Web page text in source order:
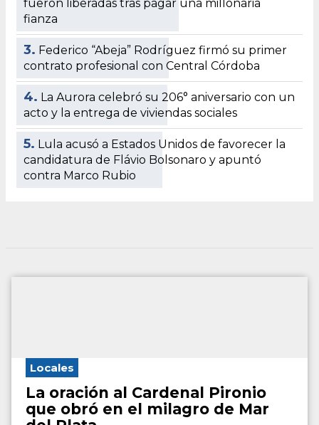
fueron liberadas tras pagar una millonaria
fianza
3. Federico “Abeja” Rodríguez firmó su primer
contrato profesional con Central Córdoba
4. La Aurora celebró su 206° aniversario con un
acto y la entrega de viviendas sociales
5. Lula acusó a Estados Unidos de favorecer la
candidatura de Flávio Bolsonaro y apuntó
contra Marco Rubio
Locales
La oración al Cardenal Pironio
que obró en el milagro de Mar